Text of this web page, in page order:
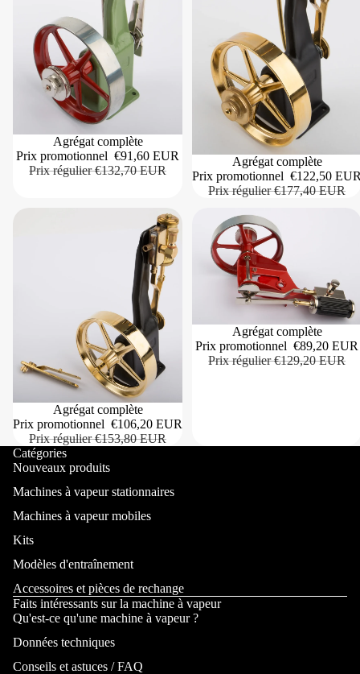
Agrégat complète
Prix promotionnel €91,60 EUR
Prix régulier€132,70 EUR
Agrégat complète
Prix promotionnel €122,50
Prix régulier€177,40 EUR
Agrégat complète
Prix promotionnel €106,20 EUR
Prix régulier€153,80 EUR
Agrégat complète
Prix promotionnel €89,20 EUR
Prix régulier€129,20 EUR
Catégories
Nouveaux produits
Machines à vapeur stationnaires
Machines à vapeur mobiles
Kits
Modèles d'entraînement
Accessoires et pièces de rechange
Faits intéressants sur la machine à vapeur
Qu'est-ce qu'une machine à vapeur ?
Données techniques
Conseils et astuces / FAQ